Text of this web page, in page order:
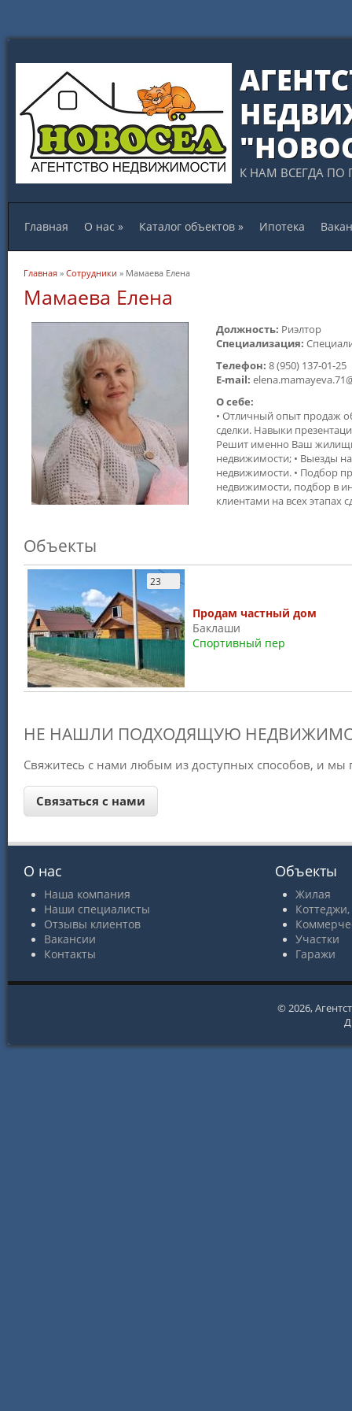
К НАМ ВСЕГДА ПО
Главная О нас » Каталог объектов » Ипотека
Вы здесь
Главная » Сотрудники » Мамаева Елена
Мамаева Елена
Должность: Риэлтор
Специализация:
Телефон: 8 (950) 137-01-25
E-mail:
О себе:
• Отличный опыт продаж
сделки. Навыки
Решит именно Ваш
недвижимости; • Выезды
недвижимости. • Подбор
недвижимости, подбор в
клиентами на всех этапах
Объекты
23
Продам частный дом
Баклаши
Спортивный пер
НЕ НАШЛИ ПОДХОДЯЩУЮ
Свяжитесь с нами любым из доступных способов, и
О нас
Наша компания
Наши специалисты
Отзывы клиентов
Вакансии
Контакты
Объекты
Жилая
Участки
Гаражи
© 2026,